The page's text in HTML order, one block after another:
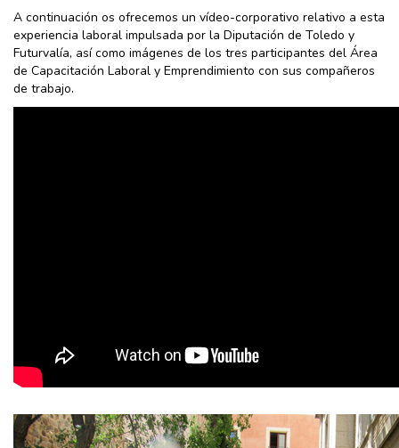
A continuación os ofrecemos un vídeo-corporativo relativo a esta
experiencia laboral impulsada por la Diputación de Toledo y
Futurvalía, así como imágenes de los tres participantes del Área
de Capacitación Laboral y Emprendimiento con sus compañeros
de trabajo.